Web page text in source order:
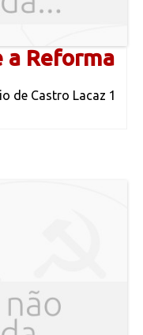
a Reforma
de Castro Lacaz 1